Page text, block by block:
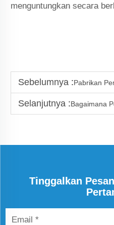
menguntungkan secara
Sebelumnya :Pabrikan
Selanjutnya :Bagaimana Pengisi
Tinggalkan